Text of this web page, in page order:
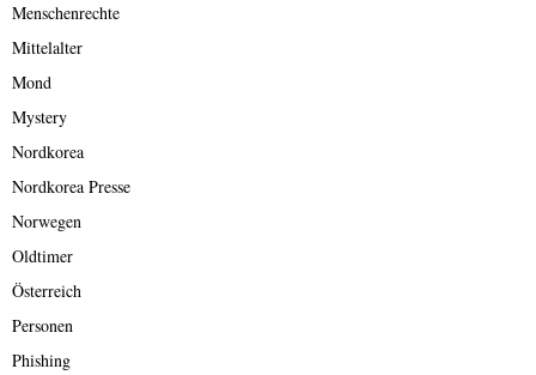
Menschenrechte
Mittelalter
Mond
Mystery
Nordkorea
Nordkorea Presse
Norwegen
Oldtimer
Österreich
Personen
Phishing